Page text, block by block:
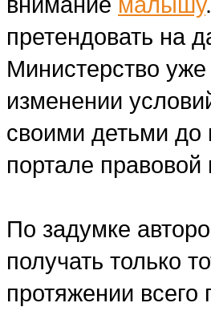
претендовать на
Министерство уже
изменении
своими детьми до
портале
По задумке
получать только
протяжении